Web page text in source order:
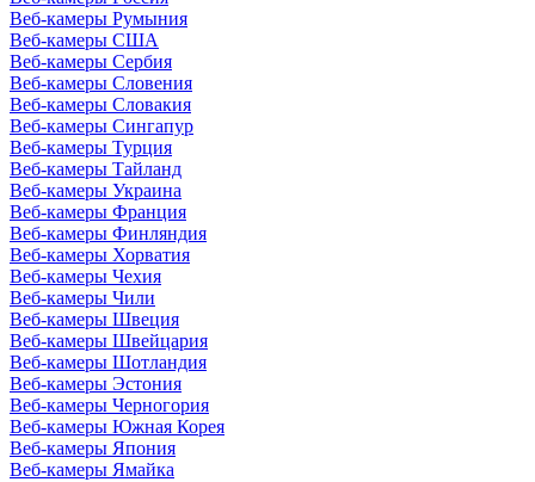
Веб-камеры Румыния
Веб-камеры США
Веб-камеры Сербия
Веб-камеры Словения
Веб-камеры Словакия
Веб-камеры Сингапур
Веб-камеры Турция
Веб-камеры Тайланд
Веб-камеры Украина
Веб-камеры Франция
Веб-камеры Финляндия
Веб-камеры Хорватия
Веб-камеры Чехия
Веб-камеры Чили
Веб-камеры Швеция
Веб-камеры Швейцария
Веб-камеры Шотландия
Веб-камеры Эстония
Веб-камеры Черногория
Веб-камеры Южная Корея
Веб-камеры Япония
Веб-камеры Ямайка